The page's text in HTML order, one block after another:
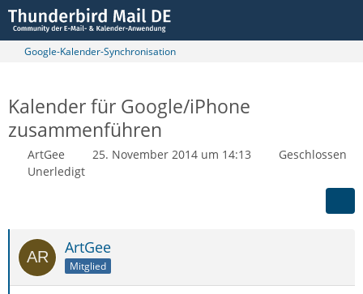
Google-Kalender-Synchronisation
Kalender für Google/iPhone
zusammenführen
ArtGee 25. November 2014 um 14:13
Geschlossen
Unerledigt
ArtGee
Mitglied